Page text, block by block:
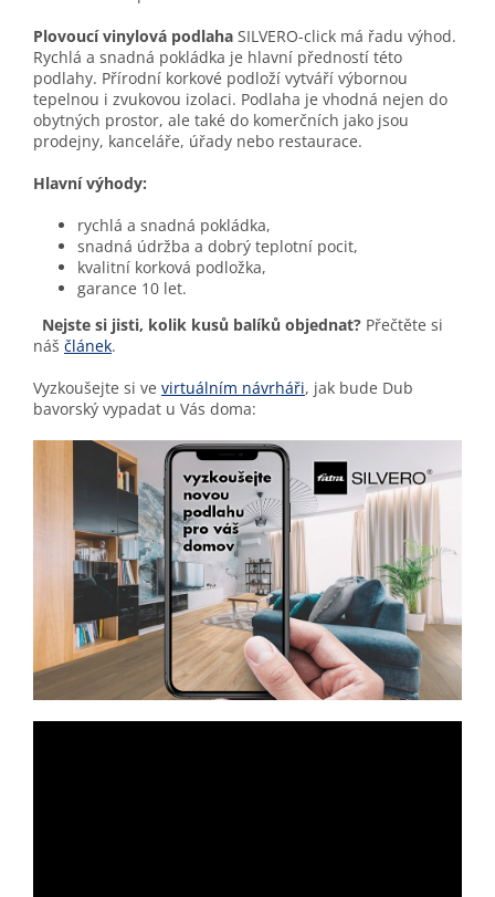
Plovoucí vinylová podlaha SILVERO-click má řadu výhod.
Rychlá a snadná pokládka je hlavní předností této
podlahy. Přírodní korkové podloží vytváří výbornou
tepelnou i zvukovou izolaci. Podlaha je vhodná nejen do
obytných prostor, ale také do komerčních jako jsou
prodejny, kanceláře, úřady nebo restaurace.
Hlavní výhody:
rychlá a snadná pokládka,
snadná údržba a dobrý teplotní pocit,
kvalitní korková podložka,
garance 10 let.
Nejste si jisti, kolik kusů balíků objednat? Přečtěte si
náš článek.
Vyzkoušejte si ve virtuálním návrháři, jak bude Dub
bavorský vypadat u Vás doma: